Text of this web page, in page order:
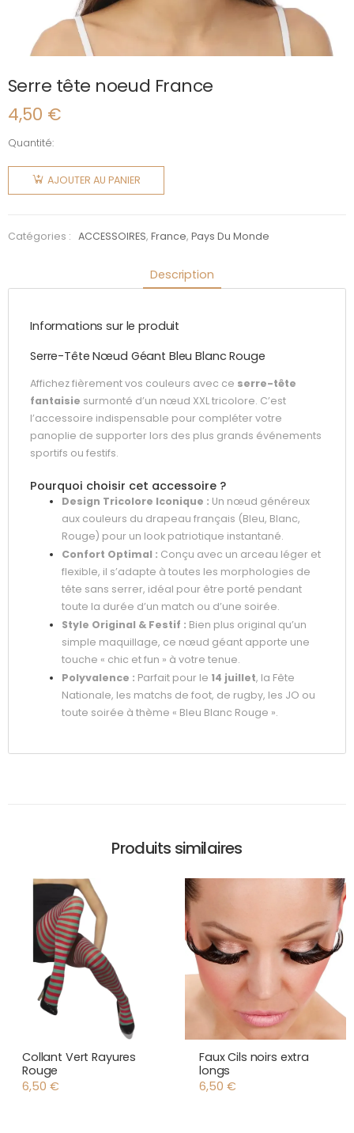
Serre tête noeud France
4,50 €
Quantité:
quantité
de Serre
tête
France
AJOUTER AU PANIER
Catégories : ACCESSOIRES,France,Pays Du Monde
Description
Informations sur le produit
Serre-Tête Nœud Géant Bleu Blanc Rouge
Affichez fièrement vos couleurs avec ce serre-tête
fantaisie surmonté d’un nœud XXL tricolore. C’est
l’accessoire indispensable pour compléter votre
panoplie de supporter lors des plus grands événements
sportifs ou festifs.
Pourquoi choisir cet accessoire ?
Design Tricolore Iconique : Un nœud généreux
aux couleurs du drapeau français (Bleu, Blanc,
Rouge) pour un look patriotique instantané.
Confort Optimal : Conçu avec un arceau léger et
flexible, il s’adapte à toutes les morphologies de
tête sans serrer, idéal pour être porté pendant
toute la durée d’un match ou d’une soirée.
Style Original & Festif : Bien plus original qu’un
simple maquillage, ce nœud géant apporte une
touche « chic et fun » à votre tenue.
Polyvalence : Parfait pour le 14 juillet, la Fête
Nationale, les matchs de foot, de rugby, les JO ou
toute soirée à thème « Bleu Blanc Rouge ».
Produits similaires
Collant Vert Rayures
Rouge
6,50 €
Faux Cils noirs extra
longs
6,50 €